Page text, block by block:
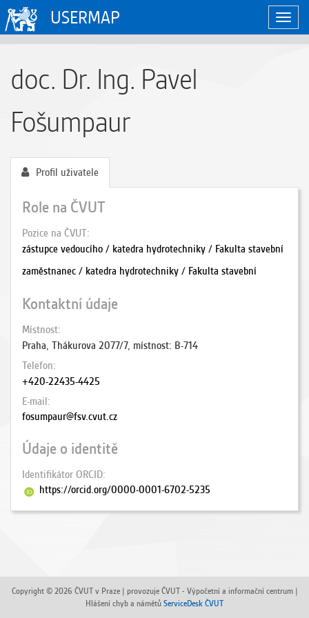
USERMAP
doc. Dr. Ing. Pavel
Fošumpaur
Profil uživatele
Role na ČVUT
Pozice na ČVUT
zástupce vedoucího / katedra hydrotechniky / Fakulta stavební
zaměstnanec / katedra hydrotechniky / Fakulta stavební
Kontaktní údaje
Místnost
Praha, Thákurova 2077/7, místnost: B-714
Telefon
+420-22435-4425
E-mail
fosumpaur@fsv.cvut.cz
Údaje o identitě
Identifikátor ORCID
https://orcid.org/0000-0001-6702-5235
Copyright © 2026 ČVUT v Praze | provozuje ČVUT - Výpočetní a informační centrum |
Hlášení chyb a námětů ServiceDesk ČVUT